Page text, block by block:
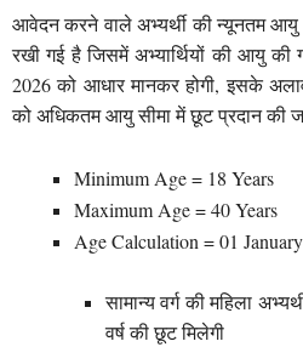
आवेदन करने वाले अभ्यर्थी की न्यूनतम
रखी गई है जिसमें अभ्यार्थियों की आयु की
2026 को आधार मानकर होगी, इसके
को अधिकतम आयु सीमा में छूट प्रदान की
Minimum Age = 18 Years
Maximum Age = 40 Years
Age Calculation = 01
सामान्य वर्ग की महिला
वर्ष की छूट मिलेगी